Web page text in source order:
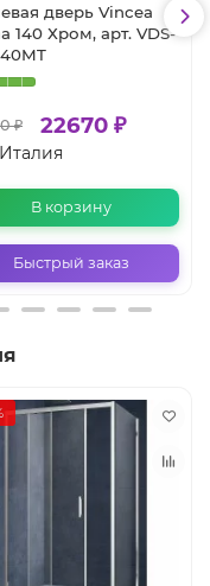
дверь Vincea
140 Хром, арт. VDS-
₽ 22670 ₽
Италия
В корзину
Быстрый заказ